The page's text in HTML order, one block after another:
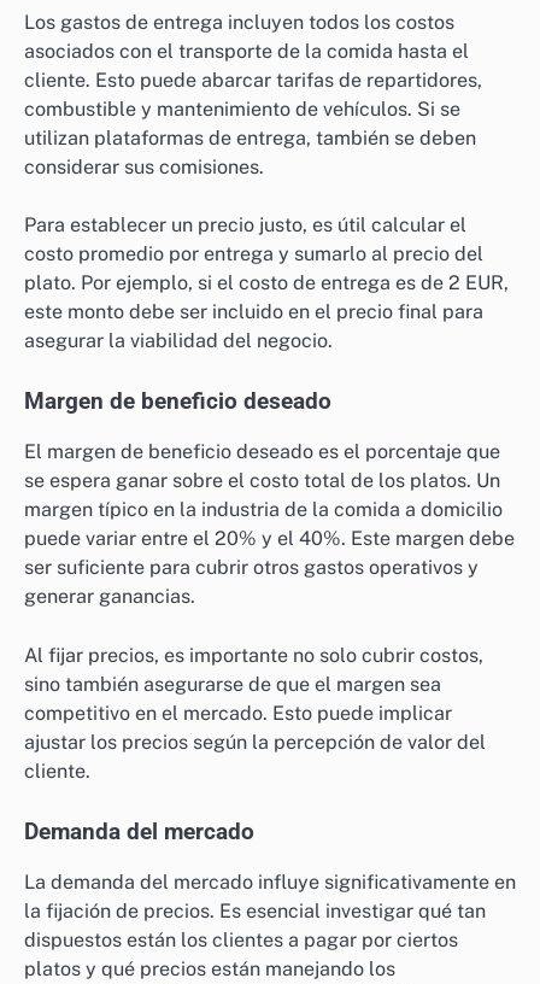
Los gastos de entrega incluyen todos los costos
asociados con el transporte de la comida hasta el
cliente. Esto puede abarcar tarifas de repartidores,
combustible y mantenimiento de vehículos. Si se
utilizan plataformas de entrega, también se deben
considerar sus comisiones.
Para establecer un precio justo, es útil calcular el
costo promedio por entrega y sumarlo al precio del
plato. Por ejemplo, si el costo de entrega es de 2 EUR,
este monto debe ser incluido en el precio final para
asegurar la viabilidad del negocio.
Margen de beneficio deseado
El margen de beneficio deseado es el porcentaje que
se espera ganar sobre el costo total de los platos. Un
margen típico en la industria de la comida a domicilio
puede variar entre el 20% y el 40%. Este margen debe
ser suficiente para cubrir otros gastos operativos y
generar ganancias.
Al fijar precios, es importante no solo cubrir costos,
sino también asegurarse de que el margen sea
competitivo en el mercado. Esto puede implicar
ajustar los precios según la percepción de valor del
cliente.
Demanda del mercado
La demanda del mercado influye significativamente en
la fijación de precios. Es esencial investigar qué tan
dispuestos están los clientes a pagar por ciertos
platos y qué precios están manejando los